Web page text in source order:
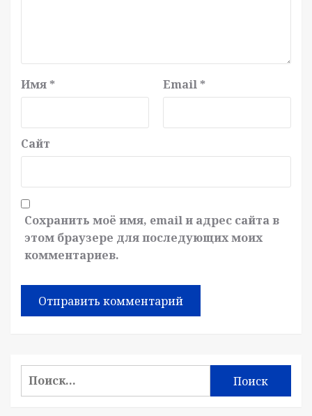
Имя * Email *
Сайт
Сохранить моё имя, email и адрес сайта в
этом браузере для последующих моих
комментариев.
Найти: